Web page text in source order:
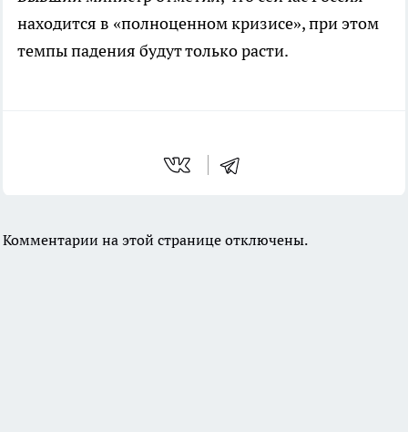
находится в «полноценном кризисе», при этом
темпы падения будут только расти.
Комментарии на этой странице отключены.